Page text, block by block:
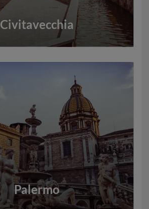
Civitavecchia
Palermo